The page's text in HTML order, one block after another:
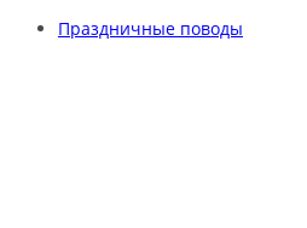
Праздничные поводы